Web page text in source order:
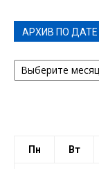
АРХИВ ПО ДАТЕ
АРХИВ
ПО
Пн Вт